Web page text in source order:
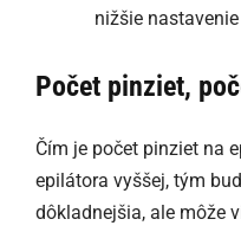
nižšie
Počet pinziet,
Čím je počet pinziet na
epilátora vyššej, tým
dôkladnejšia, ale môže